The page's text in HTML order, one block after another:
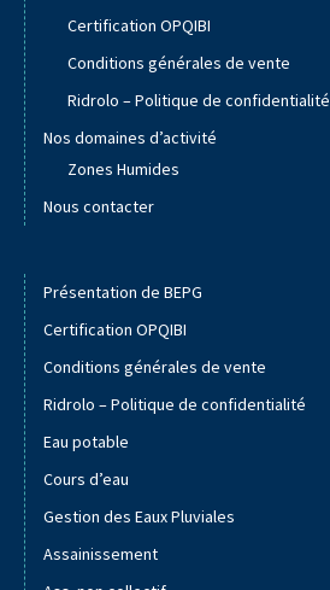
Certification OPQIBI
Conditions générales de vente
Ridrolo – Politique de confidentialité
Nos domaines d’activité
Zones Humides
Nous contacter
Présentation de BEPG
Certification OPQIBI
Conditions générales de vente
Ridrolo – Politique de confidentialité
Eau potable
Cours d’eau
Gestion des Eaux Pluviales
Assainissement